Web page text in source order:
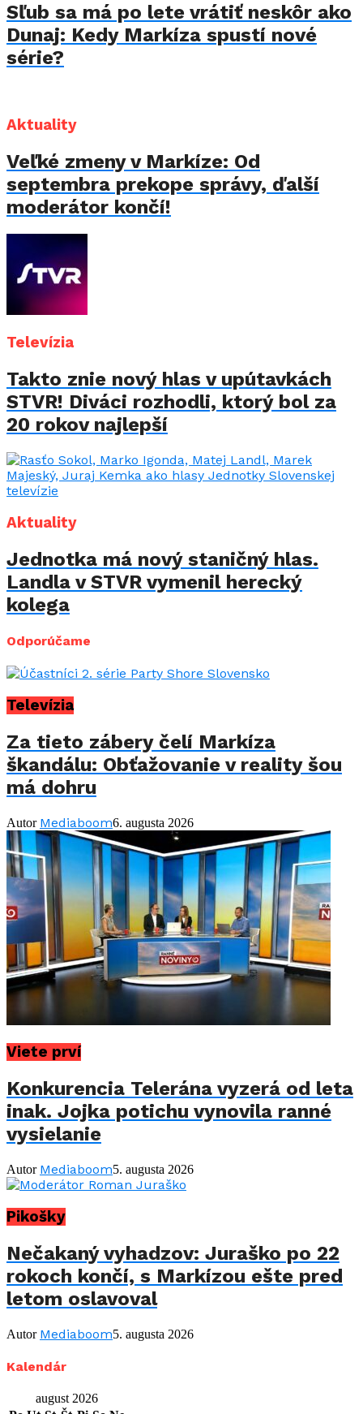
Sľub sa má po lete vrátiť neskôr ako
Dunaj: Kedy Markíza spustí nové
série?
Aktuality
Veľké zmeny v Markíze: Od
septembra prekope správy, ďalší
moderátor končí!
Televízia
Takto znie nový hlas v upútavkách
STVR! Diváci rozhodli, ktorý bol za
20 rokov najlepší
Aktuality
Jednotka má nový staničný hlas.
Landla v STVR vymenil herecký
kolega
Odporúčame
Televízia
Za tieto zábery čelí Markíza
škandálu: Obťažovanie v reality šou
má dohru
Autor Mediaboom6. augusta 2026
Viete prví
Konkurencia Telerána vyzerá od leta
inak. Jojka potichu vynovila ranné
vysielanie
Autor Mediaboom5. augusta 2026
Pikošky
Nečakaný vyhadzov: Juraško po 22
rokoch končí, s Markízou ešte pred
letom oslavoval
Autor Mediaboom5. augusta 2026
Kalendár
august 2026